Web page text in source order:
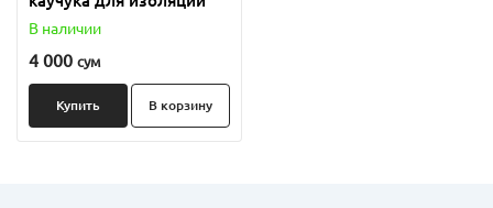
В наличии
4 000 сум
Купить В корзину